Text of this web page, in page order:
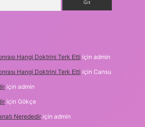
Hangi Doktrini Terk Etti için admin
Hangi Doktrini Terk Etti için Cansu
için admin
için Gökçe
Nerededir için admin